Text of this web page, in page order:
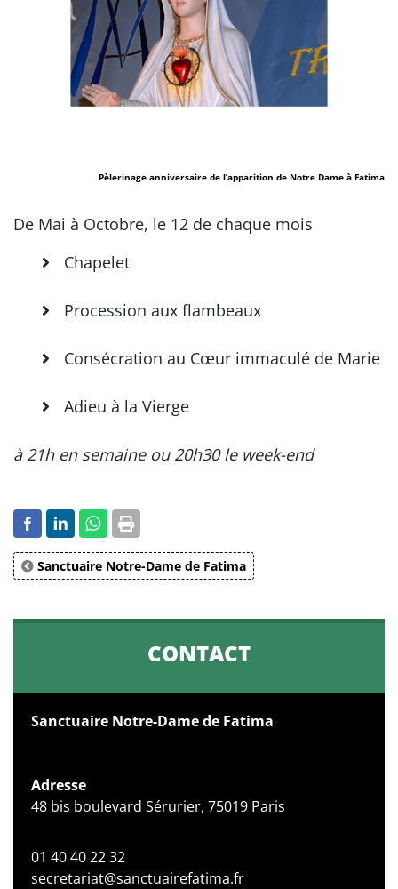
Pèlerinage anniversaire de l’apparition de Notre Dame à Fatima
De Mai à Octobre, le 12 de chaque mois
Chapelet
Procession aux flambeaux
Consécration au Cœur immaculé de Marie
Adieu à la Vierge
à 21h en semaine ou 20h30 le week-end
Sanctuaire Notre-Dame de Fatima
CONTACT
Sanctuaire Notre-Dame de Fatima
Adresse
48 bis boulevard Sérurier, 75019 Paris
01 40 40 22 32
secretariat@sanctuairefatima.fr